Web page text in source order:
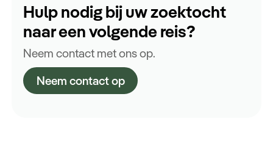
Hulp nodig bij uw zoektocht
naar een volgende reis?
Neem contact met ons op.
Neem contact op